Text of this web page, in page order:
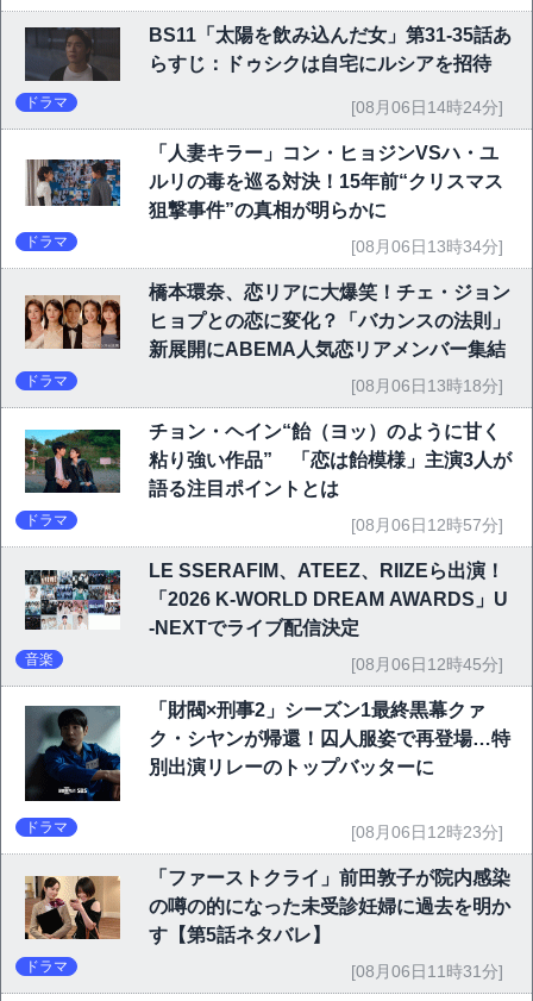
BS11「太陽を飲み込んだ女」第31-35話あ
らすじ：ドゥシクは自宅にルシアを招待
ドラマ [08月06日14時24分]
「人妻キラー」コン・ヒョジンVSハ・ユ
ルリの毒を巡る対決！15年前“クリスマス
狙撃事件”の真相が明らかに
ドラマ [08月06日13時34分]
橋本環奈、恋リアに大爆笑！チェ・ジョン
ヒョプとの恋に変化？「バカンスの法則」
新展開にABEMA人気恋リアメンバー集結
ドラマ [08月06日13時18分]
チョン・ヘイン“飴（ヨッ）のように甘く
粘り強い作品” 「恋は飴模様」主演3人が
語る注目ポイントとは
ドラマ [08月06日12時57分]
LE SSERAFIM、ATEEZ、RIIZEら出演！
「2026 K-WORLD DREAM AWARDS」U
-NEXTでライブ配信決定
音楽 [08月06日12時45分]
「財閥×刑事2」シーズン1最終黒幕クァ
ク・シヤンが帰還！囚人服姿で再登場…特
別出演リレーのトップバッターに
ドラマ [08月06日12時23分]
「ファーストクライ」前田敦子が院内感染
の噂の的になった未受診妊婦に過去を明か
す【第5話ネタバレ】
ドラマ [08月06日11時31分]